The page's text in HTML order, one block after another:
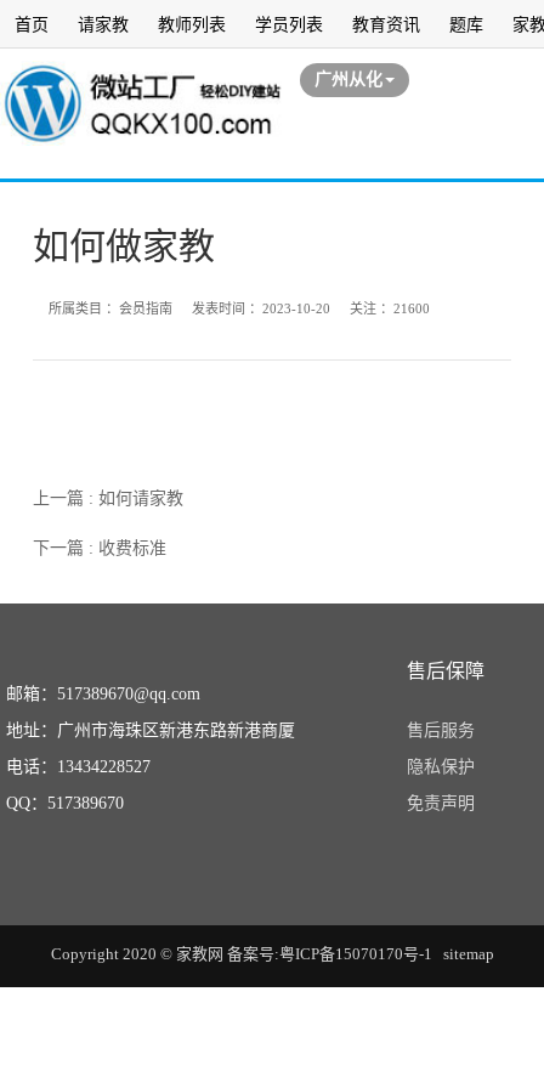
首页 请家教 教师列表 学员列表 教育资讯 题库 家
广州从化
如何做家教
所属类目 ：会员指南 发表时间 ：2023-10-20 关注 ：21600
上一篇 : 如何请家教
下一篇 : 收费标准
邮箱：517389670@qq.com
地址：广州市海珠区新港东路新港商厦
电话：13434228527
QQ：517389670
售后保障
售后服务
隐私保护
免责声明
Copyright 2020 © 家教网 备案号:粤ICP备15070170号-1 sitemap